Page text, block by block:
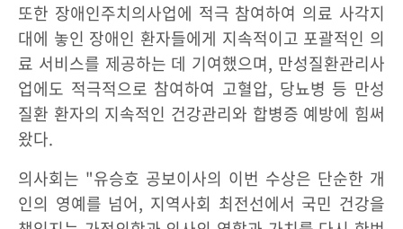
또한 장애인주치의사업에 적극 참여하여 의료 사각지
대에 놓인 장애인 환자들에게 지속적이고 포괄적인 의
료 서비스를 제공하는 데 기여했으며, 만성질환관리사
업에도 적극적으로 참여하여 고혈압, 당뇨병 등 만성
질환 환자의 지속적인 건강관리와 합병증 예방에 힘써
왔다.
의사회는 "유승호 공보이사의 이번 수상은 단순한 개
인의 영예를 넘어, 지역사회 최전선에서 국민 건강을